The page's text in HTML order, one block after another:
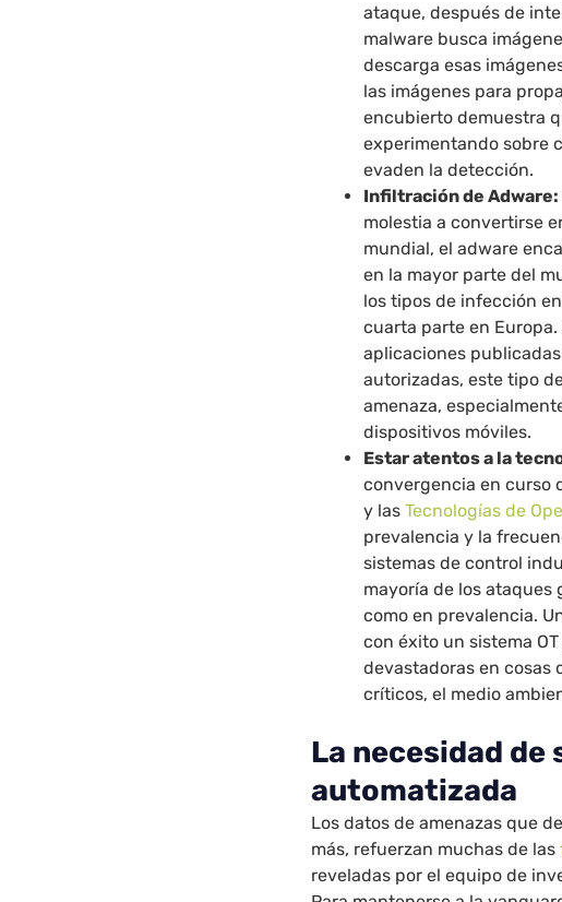
ataque, después de
malware busca
descarga esas
las imágenes para
encubierto demuestra
experimentando sobre
evaden la detección.
Infiltración de Adware:
molestia a convertirse
mundial, el adware
en la mayor parte del
los tipos de infección
cuarta parte en
aplicaciones
autorizadas, este tipo
amenaza,
dispositivos móviles.
Estar atentos a la
convergencia en curso
y lasTecnologías de
prevalencia y la
sistemas de control
mayoría de los
como en prevalencia.
con éxito un sistema
devastadoras en cosas
críticos, el medio
La necesidad
automatizada
Los datos de amenazas que
más, refuerzan muchas de las
reveladas por el equipo de